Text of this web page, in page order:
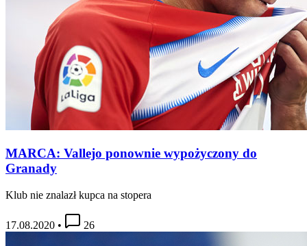
MARCA: Vallejo ponownie wypożyczony do
Granady
Klub nie znalazł kupca na stopera
17.08.2020 • 26